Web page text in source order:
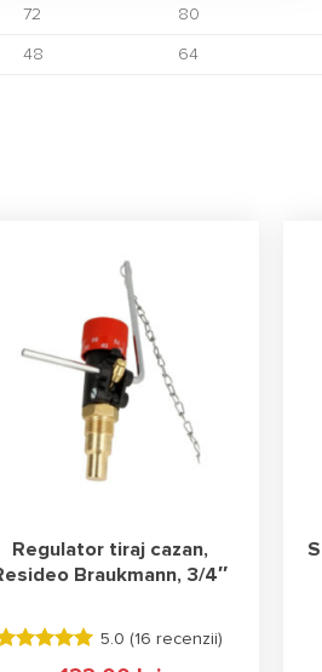
72 80
48 64
Regulator tiraj cazan,
Braukmann, 3/4″
Evaluat la
5.0 (16 recenzii)